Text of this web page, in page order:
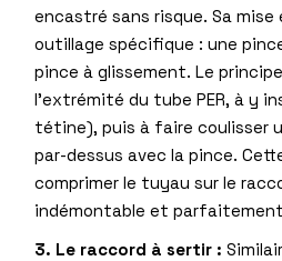
encastré sans risque. Sa
outillage spécifique : une
pince à glissement. Le
l’extrémité du tube PER, à y
tétine), puis à faire coulisser
par-dessus avec la pince.
comprimer le tuyau sur le
indémontable et
3. Le raccord à sertir :